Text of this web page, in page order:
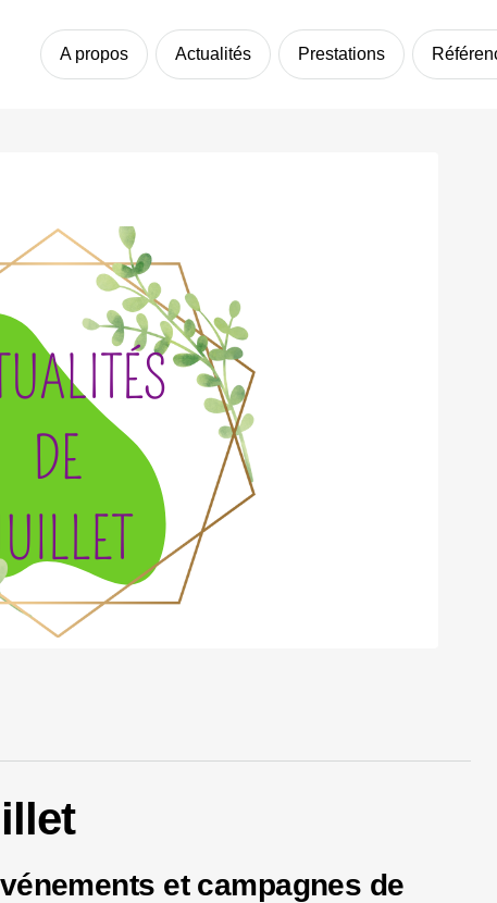
A propos Actualités Prestations
et campagnes de